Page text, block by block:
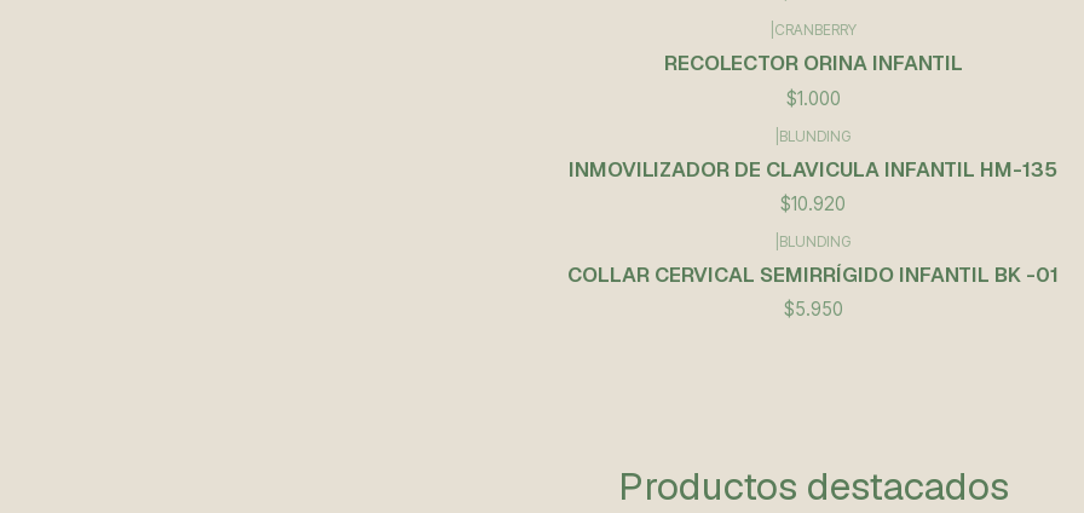
CRANBERRY
RECOLECTOR ORINA INFANTIL
$1.000
BLUNDING
INMOVILIZADOR DE CLAVICULA INFANTIL HM-135
$10.920
BLUNDING
COLLAR CERVICAL SEMIRRÍGIDO INFANTIL BK -01
$5.950
Productos destacados